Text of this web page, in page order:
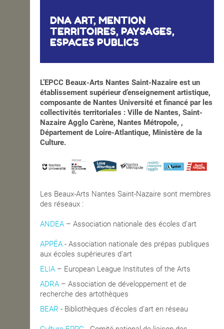
DNA ART, MENTION
TERRITOIRES, PAYSAGES,
ESPACES PUBLICS
L’EPCC Beaux-Arts Nantes Saint-Nazaire est un
établissement supérieur d’enseignement artistique,
composante de Nantes Université et financé par les
collectivités territoriales : Ville de Nantes, Saint-
Nazaire Agglo Carène, Nantes Métropole, ,
Département de Loire-Atlantique, Ministère de la
Culture.
Les Beaux-Arts Nantes Saint-Nazaire sont membres
des réseaux :
ANDEA – Association nationale des écoles d'art
APPÉA - Association nationale des prépas publiques
aux écoles supérieures d'art
ELIA – European League Institutes of the Arts
ADRA – Association de développement et de
recherche des artothèques
BEAR - Bibliothèques d'écoles d'art en réseau